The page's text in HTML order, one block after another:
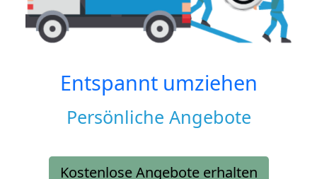
Entspannt umziehen
Persönliche Angebote
Kostenlose Angebote erhalten